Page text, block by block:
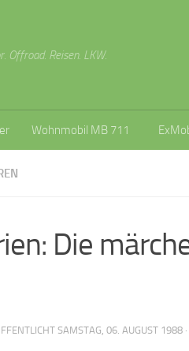
Offroad. Reisen. LKW.
Wohnmobil MB 711
Die
SAMSTAG, 06. AUGUST 1988